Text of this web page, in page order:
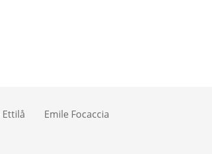
Ettilå Emile Focaccia